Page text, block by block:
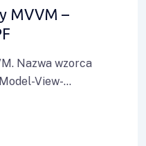
MVVM –
Nazwa wzorca
View-
prezentacji,